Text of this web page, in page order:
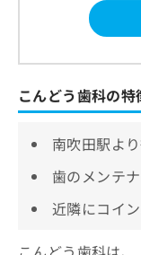
こんどう歯科の特
南吹田駅よ
歯のメンテ
近隣にコイ